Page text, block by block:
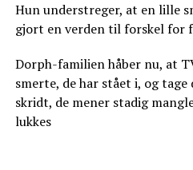
Hun understreger, at en lille
gjort en verden til forskel for
Dorph-familien håber nu, at
smerte, de har stået i, og
skridt, de mener stadig
lukkes